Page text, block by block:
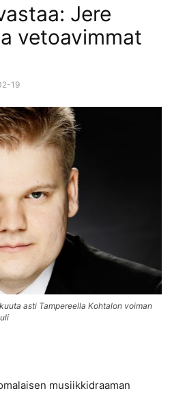
Jere
vetoavimmat
19
asti Tampereella Kohtalon voiman
musiikkidraaman